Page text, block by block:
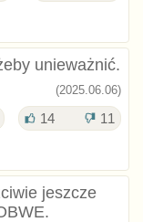
unieważnić.
(2025.06.06)
14 11
jeszcze